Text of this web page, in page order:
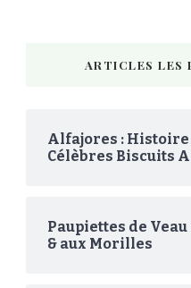
ARTICLES LES
Alfajores : Histoire
Célèbres Biscuits
Paupiettes de
& aux Morilles